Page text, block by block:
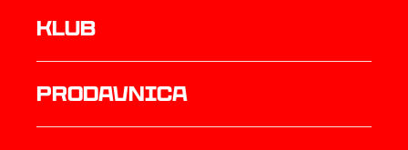
Klub
prodavnica